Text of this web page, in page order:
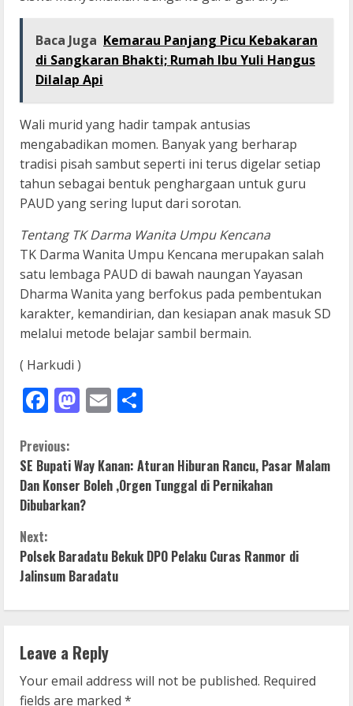
Baca Juga Kemarau Panjang Picu Kebakaran
di Sangkaran Bhakti; Rumah Ibu Yuli Hangus
Dilalap Api
Wali murid yang hadir tampak antusias
mengabadikan momen. Banyak yang berharap
tradisi pisah sambut seperti ini terus digelar setiap
tahun sebagai bentuk penghargaan untuk guru
PAUD yang sering luput dari sorotan.
Tentang TK Darma Wanita Umpu Kencana
TK Darma Wanita Umpu Kencana merupakan salah
satu lembaga PAUD di bawah naungan Yayasan
Dharma Wanita yang berfokus pada pembentukan
karakter, kemandirian, dan kesiapan anak masuk SD
melalui metode belajar sambil bermain.
( Harkudi )
Facebook
Mastodon
Email
C
o
n
t
i
n
u
e
Previous:
SE Bupati Way Kanan: Aturan Hiburan Rancu, Pasar Malam
Dan Konser Boleh ,Orgen Tunggal di Pernikahan
Dibubarkan?
Next:
Polsek Baradatu Bekuk DPO Pelaku Curas Ranmor di
Jalinsum Baradatu
Leave a Reply
Your email address will not be published. Required
fields are marked *